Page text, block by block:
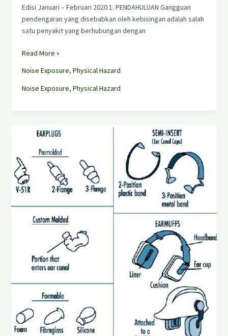
Edisi Januari – Februari 2020 1. PENDAHULUAN Gangguan
pendengaran yang disebabkan oleh kebisingan adalah salah
satu penyakit yang berhubungan dengan
Read More »
Noise Exposure, Physical Hazard
Noise Exposure, Physical Hazard
Pelindung
Pendengaran
&
Cara
Telah
Menggunakan
Benar